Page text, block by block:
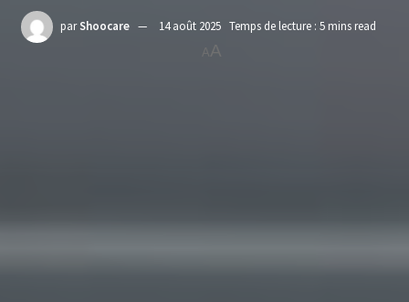
par Shoocare 14 août 2025 Temps de lecture : 5 mins read
A A